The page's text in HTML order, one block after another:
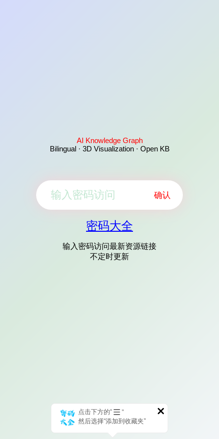
AI Knowledge Graph
Bilingual · 3D Visualization · Open KB
确认
密码大全
输入密码访问最新资源链接
不定时更新
点击下方的“
”
然后选择“添加到收藏夹”